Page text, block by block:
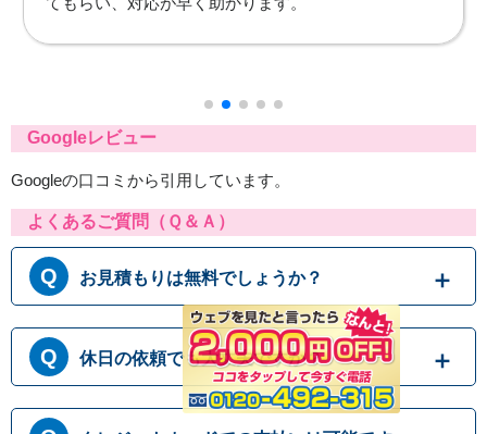
Googleレビュー
Googleの口コミから引用しています。
よくあるご質問（Ｑ＆Ａ）
お見積もりは無料でしょうか？
はい、まずは専門スタッフがお伺いし実際に目
で見て現場調査を行います。確認した内容を元
に、無料でお見積もりをご提示させていただき
ます。もしお見積り内容がご希望に沿わない場
休日の依頼でも大丈夫ですか？
365日営業しております。休日、祝日、年末年